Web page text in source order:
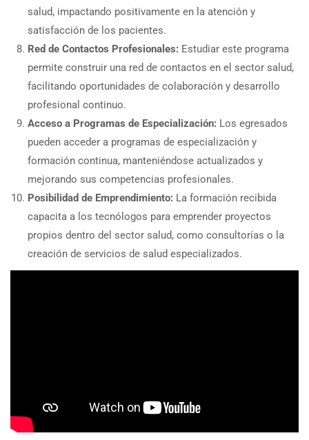
salud, impactando positivamente en la atención y
satisfacción de los pacientes.
Red de Contactos Profesionales: Estudiar este programa
permite construir una red de contactos en el sector salud,
facilitando oportunidades de colaboración y desarrollo
profesional continuo.
Acceso a Programas de Especialización: Los egresados
pueden acceder a programas de especialización y
formación continua, manteniéndose actualizados y
mejorando sus competencias profesionales.
Posibilidad de Emprendimiento: La formación recibida
capacita a los tecnólogos para emprender proyectos
propios dentro del sector salud, como consultorías o la
creación de servicios de salud especializados.